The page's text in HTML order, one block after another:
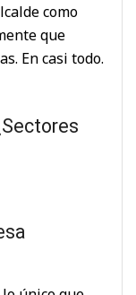
como
que
En casi todo.